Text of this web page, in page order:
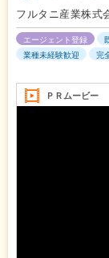
フルタニ産業株式
エージェント登録
業種未経験歓迎
完
ＰＲムービー